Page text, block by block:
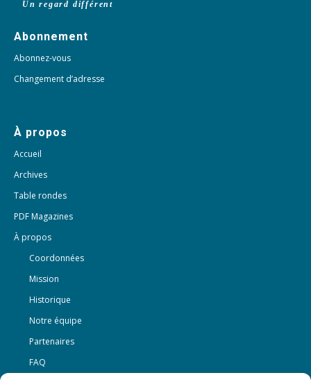
Un regard différent
Abonnement
Abonnez-vous
Changement d’adresse
À propos
Accueil
Archives
Table rondes
PDF Magazines
À propos
Coordonnées
Mission
Historique
Notre équipe
Partenaires
FAQ